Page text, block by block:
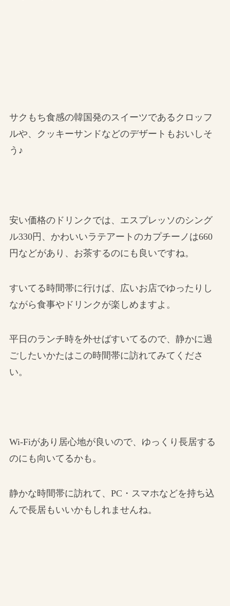
サクもち食感の韓国発のスイーツであるクロッフ
ルや、クッキーサンドなどのデザートもおいしそ
う♪
安い価格のドリンクでは、エスプレッソのシング
ル330円、かわいいラテアートのカプチーノは660
円などがあり、お茶するのにも良いですね。
すいてる時間帯に行けば、広いお店でゆったりし
ながら食事やドリンクが楽しめますよ。
平日のランチ時を外せばすいてるので、静かに過
ごしたいかたはこの時間帯に訪れてみてくださ
い。
Wi-Fiがあり居心地が良いので、ゆっくり長居する
のにも向いてるかも。
静かな時間帯に訪れて、PC・スマホなどを持ち込
んで長居もいいかもしれませんね。